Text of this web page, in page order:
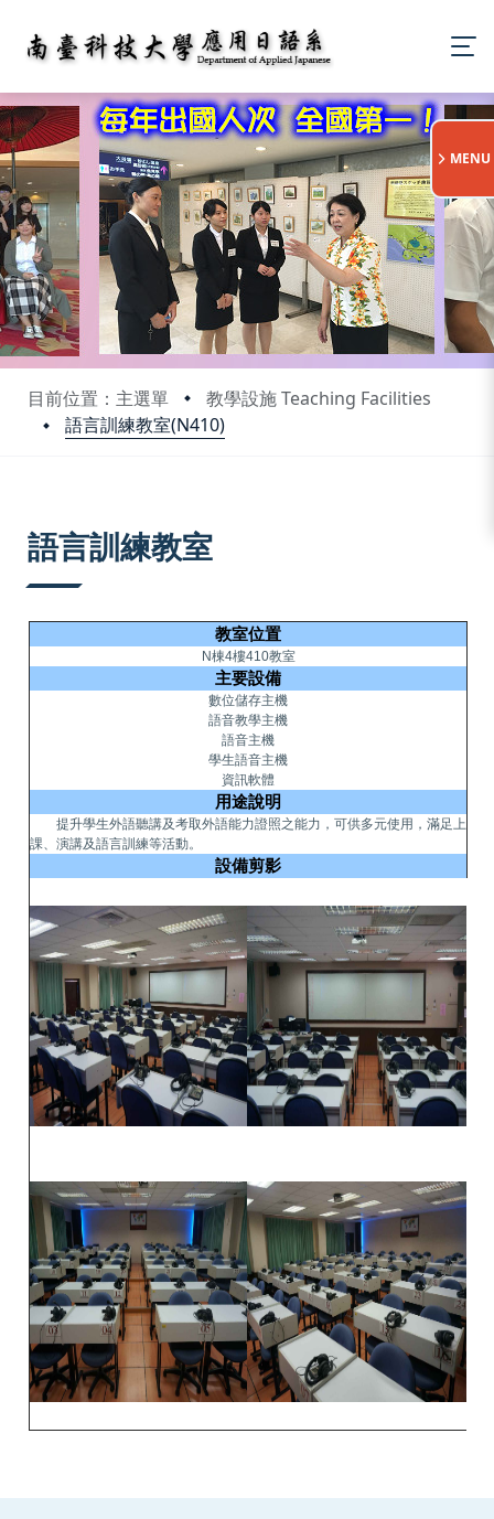
目前位置：主選單
教學設施 Teaching Facilities
語言訓練教室(N410)
:::
MENU
語言訓練教室
教室位置
N棟4樓410教室
主要設備
數位儲存主機
語音教學主機
語音主機
學生語音主機
資訊軟體
用途說明
提升學生外語聽講及考取外語能力證照之能力，可供多元使用，滿足上
課、演講及語言訓練等活動。
設備剪影